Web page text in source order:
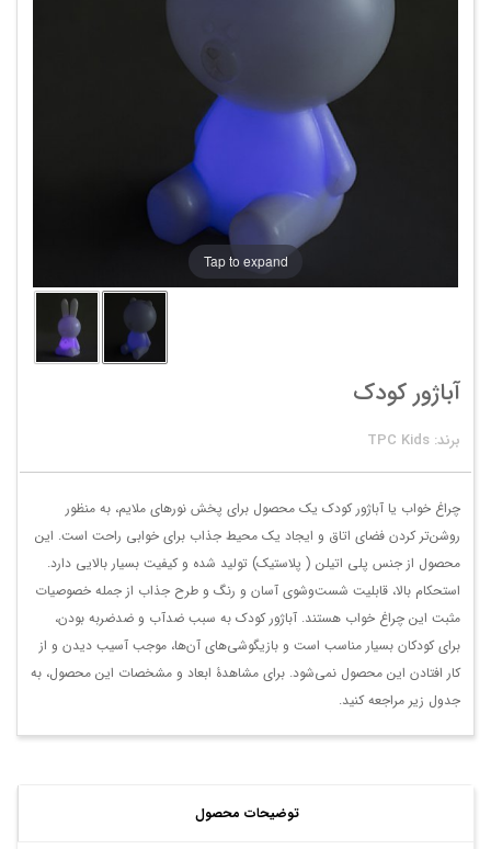
Tap to expand
آباژور کودک
برند: TPC Kids
چراغ خواب یا آباژور کودک یک محصول برای پخش نورهای ملایم، به منظور
روشن‌تر کردن فضای اتاق و ایجاد یک محیط جذاب برای خوابی راحت است. این
محصول از جنس پلی اتیلن ( پلاستیک) تولید شده و کیفیت بسیار بالایی دارد.
استحکام بالا، قابلیت شست‌وشوی آسان و رنگ و طرح جذاب از جمله خصوصیات
مثبت این چراغ خواب هستند. آباژور کودک به سبب ضدآب و ضدضربه بودن،
برای کودکان بسیار مناسب است و بازیگوشی‌های آن‌ها، موجب آسیب دیدن و از
کار افتادن این محصول نمی‌شود. برای مشاهدۀ ابعاد و مشخصات این محصول، به
جدول زیر مراجعه کنید.
توضیحات محصول